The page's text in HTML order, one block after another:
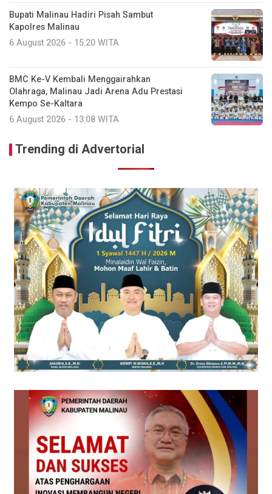
Bupati Malinau Hadiri Pisah Sambut
Kapolres Malinau
6 August 2026 - 15:20 WITA
BMC Ke-V Kembali Menggairahkan
Olahraga, Malinau Jadi Arena Adu Prestasi
Kempo Se-Kaltara
6 August 2026 - 13:08 WITA
Trending di Advertorial